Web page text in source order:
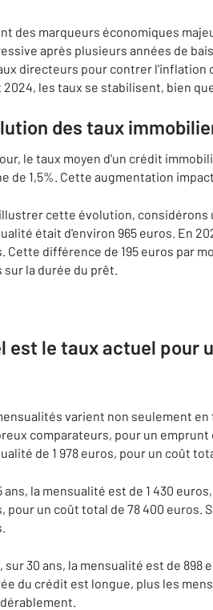
des marqueurs économiques
après plusieurs années de
directeurs pour contrer l'inflation
les taux se stabilisent, bien
des taux
le taux moyen d'un crédit
de 1,5%. Cette augmentation
cette évolution, considérons
était d'environ 965 euros. En
Cette différence de 195 euros par
sur la durée du prêt.
est le taux actuel pour
varient non seulement
comparateurs, pour un emprunt
de 1 978 euros, pour un coût
ans, la mensualité est de 1 430
pour un coût total de 78 400 euros.
sur 30 ans, la mensualité est de 898
du crédit est longue, plus les